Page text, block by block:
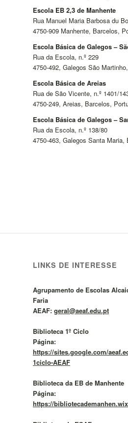
Escola EB 2,3 de Manhente
Rua Manuel Maria Barbosa du
4750-909 Manhente, Barcelos,
Escola Básica de Galegos –
Rua da Escola, n.º 229
4750-492, Galegos São
Escola Básica de Areias
Rua de São Vicente, n.º 1401/
4750-249, Areias, Barcelos,
Escola Básica de Galegos –
Rua da Escola, n.º 138/80
4750-463, Galegos Santa Maria,
LINKS DE INTERESSE
Agrupamento de Escolas
Faria
AEAF: geral@aeaf.edu.pt
Biblioteca 1º Ciclo
Página:
https://sites.google.com/
1ciclo-AEAF
Biblioteca da EB de Manhente
Página:
https://